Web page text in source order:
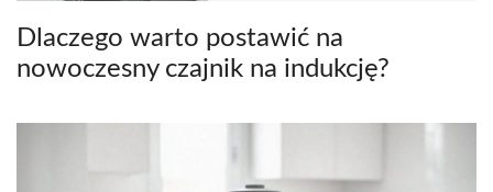
Dlaczego warto postawić na
nowoczesny czajnik na indukcję?